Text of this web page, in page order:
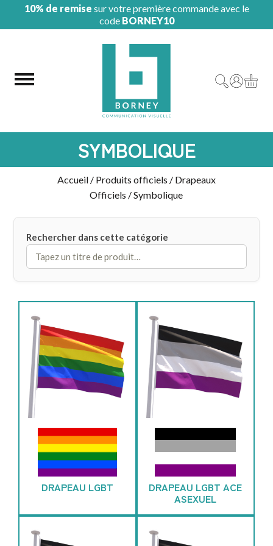
10% de remise sur votre première commande avec le
code BORNEY10
SYMBOLIQUE
Accueil/ Produits officiels / Drapeaux
Officiels / Symbolique
Rechercher dans cette catégorie
DRAPEAU LGBT DRAPEAU LGBT ACE
ASEXUEL